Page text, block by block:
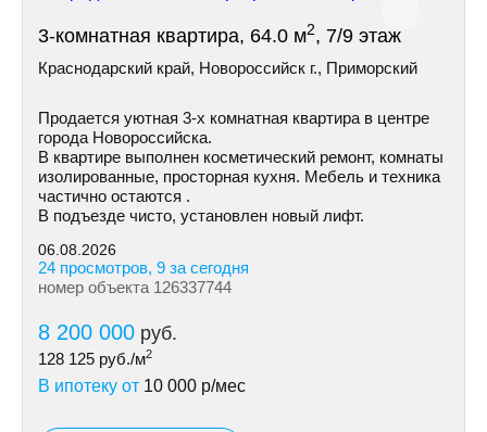
3-комнатная квартира, 64.0 м2, 7/9 этаж
Краснодарский край, Новороссийск г., Приморский
Пpoдается уютная 3-х комнатная квартира в центре
города Новороссийска.
В квартире выполнен косметический ремонт, комнаты
изолированные, просторная кухня. Мебель и техника
частично остаются .
В подъезде чисто, установлен новый лифт.
06.08.2026
24 просмотров, 9 за сегодня
номер объекта 126337744
8 200 000 руб.
128 125 руб./м2
В ипотеку от 10 000 р/мес